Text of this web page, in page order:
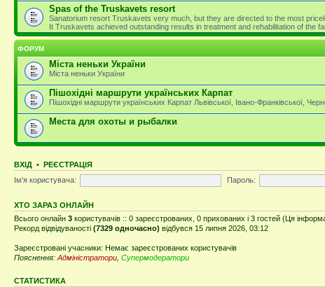
Spas of the Truskavets resort
Sanatorium resort Truskavets very much, but they are directed to the most
It Truskavets achieved outstanding results in treatment and rehabilitation of the
ФОРУМ
Міста неньки України
Міста неньки України
Пішохідні маршрути українських Карпат
Пішохідні маршрути українських Карпат Львівської, Івано-Франківської,
Места для охоты и рыбалки
ВХІД • РЕЄСТРАЦІЯ
Ім'я користувача:
Пароль:
ХТО ЗАРАЗ ОНЛАЙН
Всього онлайн 3 користувачів :: 0 зареєстрованих, 0 прихованих і 3 гостей (Ця
Рекорд відвідуваності (7329 одночасно) відбувся 15 липня 2026, 03:12
Зареєстровані учасники: Немає зареєстрованих користувачів
Пояснення: Адміністратори Супермодератори
СТАТИСТИКА